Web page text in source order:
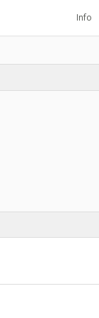
Info